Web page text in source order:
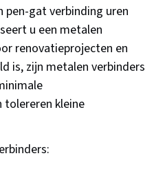
pen-gat verbinding uren
u een metalen
renovatieprojecten en
is, zijn metalen verbinders
tolereren kleine